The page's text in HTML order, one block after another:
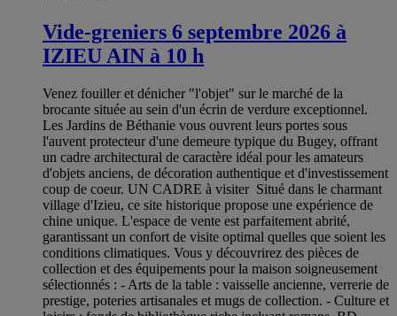
Vide-greniers 6 septembre 2026 à
IZIEU AIN à 10 h
Venez fouiller et dénicher "l'objet" sur le marché de la
brocante située au sein d'un écrin de verdure exceptionnel.
Les Jardins de Béthanie vous ouvrent leurs portes sous
l'auvent protecteur d'une demeure typique du Bugey, offrant
un cadre architectural de caractère idéal pour les amateurs
d'objets anciens, de décoration authentique et d'investissement
coup de coeur. UN CADRE à visiter Situé dans le charmant
village d'Izieu, ce site historique propose une expérience de
chine unique. L'espace de vente est parfaitement abrité,
garantissant un confort de visite optimal quelles que soient les
conditions climatiques. Vous y découvrirez des pièces de
collection et des équipements pour la maison soigneusement
sélectionnés : - Arts de la table : vaisselle ancienne, verrerie de
prestige, poteries artisanales et mugs de collection. - Culture et